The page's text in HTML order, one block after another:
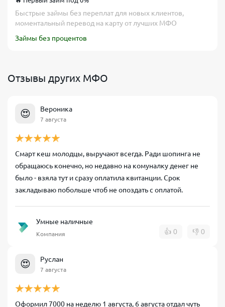
Быстрые займы без переплат для новых клиентов,
моментальный перевод на карту от лучших МФО
Займы без процентов
Отзывы других МФО
😍 Вероника
7 августа
Смарт кеш молодцы, выручают всегда. Ради шопинга не
обращаюсь конечно, но недавно на комуналку денег не
было - взяла тут и сразу оплатила квитанции. Срок
закладываю побольше чтоб не опоздать с оплатой.
Умные наличные
Компания 👍 0 👎 0
😍 Руслан
7 августа
Оформил 7000 на неделю 1 августа, 6 августа отдал чуть